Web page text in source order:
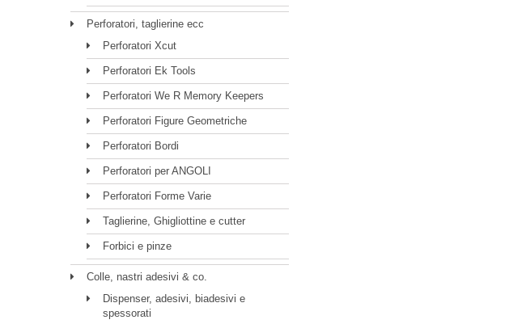
Perforatori, taglierine ecc
Perforatori Xcut
Perforatori Ek Tools
Perforatori We R Memory Keepers
Perforatori Figure Geometriche
Perforatori Bordi
Perforatori per ANGOLI
Perforatori Forme Varie
Taglierine, Ghigliottine e cutter
Forbici e pinze
Colle, nastri adesivi & co.
Dispenser, adesivi, biadesivi e
spessorati